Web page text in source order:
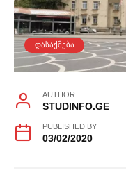
ᲓᲐᲡᲐᲥᲛᲔᲑᲐ
AUTHOR
STUDINFO.GE
PUBLISHED BY
03/02/2020